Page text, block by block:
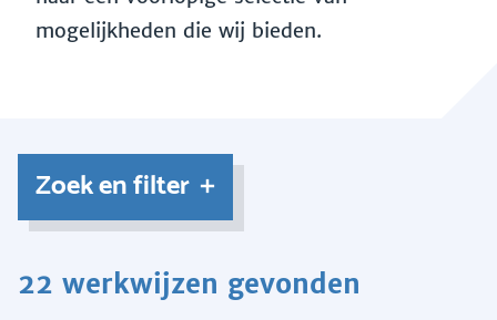
mogelijkheden die wij bieden.
Zoek en filter
22 werkwijzen gevonden